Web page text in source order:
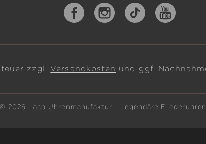
zzgl. Versandkosten und ggf.
© 2026 Laco Uhrenmanufaktur - Legendäre Fliegeruhren